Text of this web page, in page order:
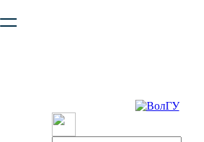
безопасную работу с сайтом. Пожалуйста